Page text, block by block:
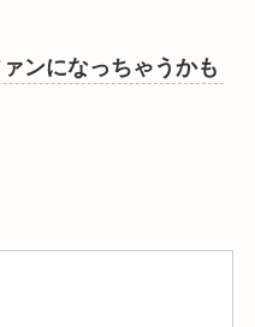
ンになっちゃうかも